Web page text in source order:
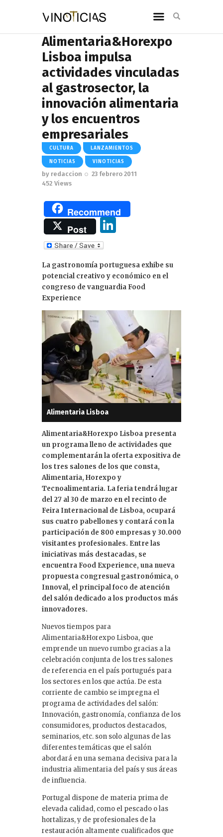
Alimentaria&Horexpo
Lisboa impulsa
actividades vinculadas
al gastrosector, la
innovación alimentaria
y los encuentros
empresariales
CULTURA LANZAMIENTOS
NOTICIAS VINOTICIAS
by redaccion
23 febrero 2011
452 Views
Recommend
Post
e
dI
n
La gastronomía portuguesa exhibe su
potencial creativo y económico en el
congreso de vanguardia Food
Experience
Alimentaria Lisboa
Alimentaria&Horexpo Lisboa presenta
un programa lleno de actividades que
complementarán la oferta expositiva de
los tres salones de los que consta,
Alimentaria, Horexpo y
Tecnoalimentaria. La feria tendrá lugar
del 27 al 30 de marzo en el recinto de
Feira Internacional de Lisboa, ocupará
sus cuatro pabellones y contará con la
participación de 800 empresas y 30.000
visitantes profesionales. Entre las
iniciativas más destacadas, se
encuentra Food Experience, una nueva
propuesta congresual gastronómica, o
Innoval, el principal foco de atención
del salón dedicado a los productos más
innovadores.
Nuevos tiempos para
Alimentaria&Horexpo Lisboa, que
emprende un nuevo rumbo gracias a la
celebración conjunta de los tres salones
de referencia en el país portugués para
los sectores en los que actúa. De esta
corriente de cambio se impregna el
programa de actividades del salón:
Innovación, gastronomía, confianza de los
consumidores, productos destacados,
seminarios, etc. son solo algunas de las
diferentes temáticas que el salón
abordará en una semana decisiva para la
industria alimentaria del país y sus áreas
de influencia.
Portugal dispone de materia prima de
elevada calidad, como el pescado o las
hortalizas, y de profesionales de la
restauración altamente cualificados que